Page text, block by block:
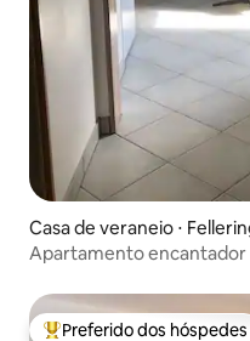
Casa de veraneio ⋅
Apartamento encantador
Preferido dos hóspedes